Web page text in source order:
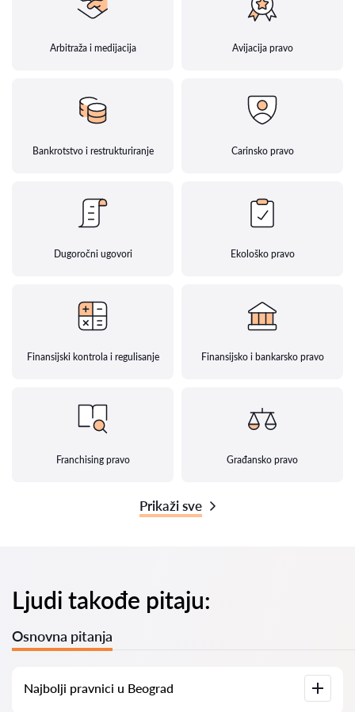
Arbitraža i medijacija Avijacija pravo
Bankrotstvo i restrukturiranje Carinsko pravo
Dugoročni ugovori Ekološko pravo
Finansijski kontrola i regulisanje Finansijsko i bankarsko pravo
Franchising pravo Građansko pravo
Prikaži sve
Ljudi takođe pitaju:
Osnovna pitanja
Najbolji pravnici u Beograd